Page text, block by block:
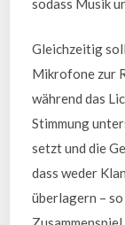
sodass Musik
Gleichzeitig
Mikrofone zur
während das
Stimmung
setzt und die
dass weder
überlagern –